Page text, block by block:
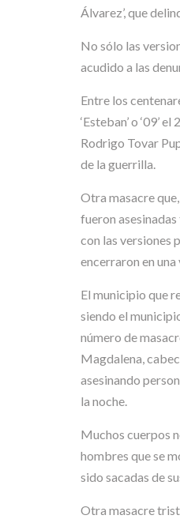
Álvarez’, que
No sólo las
acudido a las
Entre los
‘Esteban’ o ‘09’
Rodrigo Tovar
de la guerrilla.
Otra masacre
fueron
con las versiones
encerraron en una
El municipio que
siendo el
número de
Magdalena,
asesinando
la noche.
Muchos cuerpos
hombres que se
sido sacadas de
Otra masacre